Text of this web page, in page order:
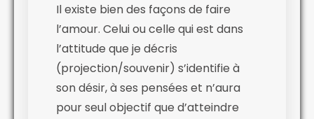
Il existe bien des façons de faire
l’amour. Celui ou celle qui est dans
l’attitude que je décris
(projection/souvenir) s’identifie à
son désir, à ses pensées et n’aura
pour seul objectif que d’atteindre